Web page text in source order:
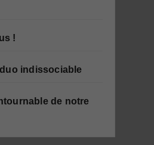
!
indissociable
de notre